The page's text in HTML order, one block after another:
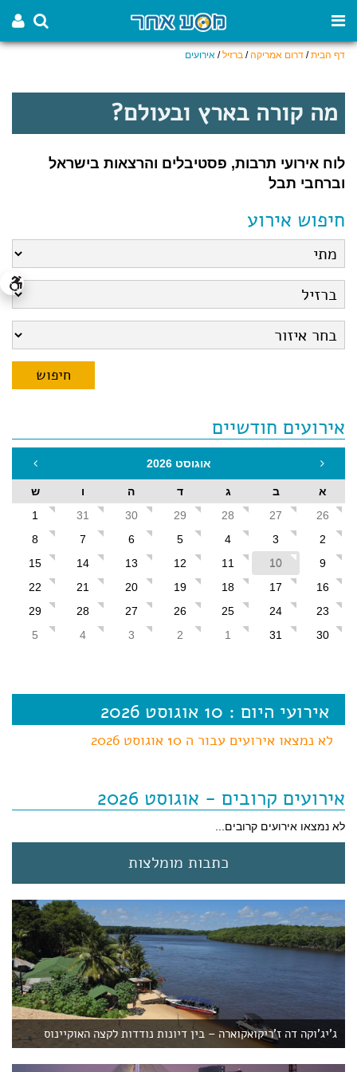
דף הבית/ דרום אמריקה/ ברזיל/ אירועים
מה קורה בארץ ובעולם?
לוח אירועי תרבות, פסטיבלים והרצאות בישראל
וברחבי תבל
חיפוש אירוע
אירועים חודשיים
אוגוסט 2026
א ב ג ד ה ו
ש
26
27
28
29
30
31
1
2
3
4
5
6
7
8
9
10
11
12
13
14
15
16
17
18
19
20
21
22
23
24
25
26
27
28
29
30
31
1
2
3
4
5
אירועי היום : 10 אוגוסט 2026
לא נמצאו אירועים עבור ה 10 אוגוסט 2026
אירועים קרובים - אוגוסט 2026
לא נמצאו אירועים קרובים...
כתבות מומלצות
ג'יג'וקה דה ז'ריקואקוארה – בין דיונות נודדות לקצה האוקיינוס